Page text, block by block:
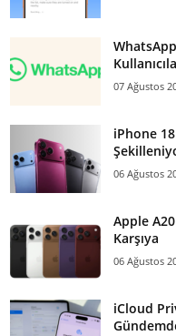
07 Ağustos
iPhone
06 Ağustos
Apple
Karşıya
06 Ağustos
iCloud